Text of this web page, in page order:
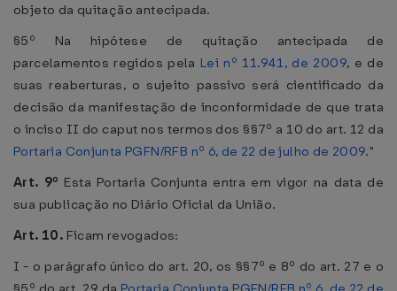
objeto da quitação antecipada.
§5º Na hipótese de quitação antecipada de
parcelamentos regidos pela Lei nº 11.941, de 2009, e de
suas reaberturas, o sujeito passivo será cientificado da
decisão da manifestação de inconformidade de que trata
o inciso II do caput nos termos dos §§7º a 10 do art. 12 da
Portaria Conjunta PGFN/RFB nº 6, de 22 de julho de 2009."
Art. 9º Esta Portaria Conjunta entra em vigor na data de
sua publicação no Diário Oficial da União.
Art. 10. Ficam revogados:
I - o parágrafo único do art. 20, os §§7º e 8º do art. 27 e o